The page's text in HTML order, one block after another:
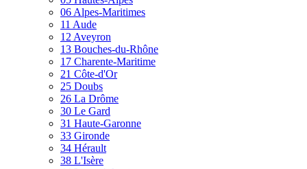
06 Alpes-Maritimes
11 Aude
12 Aveyron
13 Bouches-du-Rhône
17 Charente-Maritime
21 Côte-d'Or
25 Doubs
26 La Drôme
30 Le Gard
31 Haute-Garonne
33 Gironde
34 Hérault
38 L'Isère